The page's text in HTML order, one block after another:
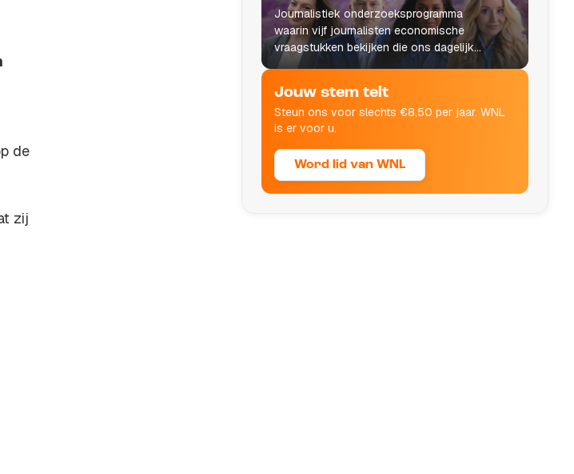
de
zij
Journalistiek onderzoeksprogramma
waarin vijf journalisten economische
vraagstukken bekijken die ons dagelijks
leven raken.
Jouw stem telt
Steun ons voor slechts €8,50 per jaar. WNL
is er voor u.
Word lid van WNL